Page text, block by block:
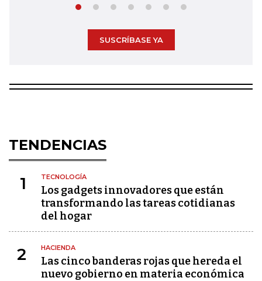
SUSCRÍBASE YA
TENDENCIAS
1 TECNOLOGÍA
Los gadgets innovadores que están
transformando las tareas cotidianas
del hogar
2 HACIENDA
Las cinco banderas rojas que hereda el
nuevo gobierno en materia económica